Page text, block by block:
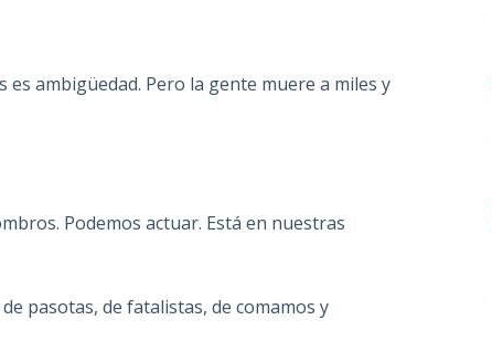
ambigüedad. Pero la gente muere a miles y
Podemos actuar. Está en nuestras
pasotas, de fatalistas, de comamos y